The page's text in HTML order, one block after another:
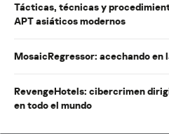
Tácticas, técnicas y
APT asiáticos modernos
MosaicRegressor: acechando en
RevengeHotels: cibercrimen
en todo el mundo